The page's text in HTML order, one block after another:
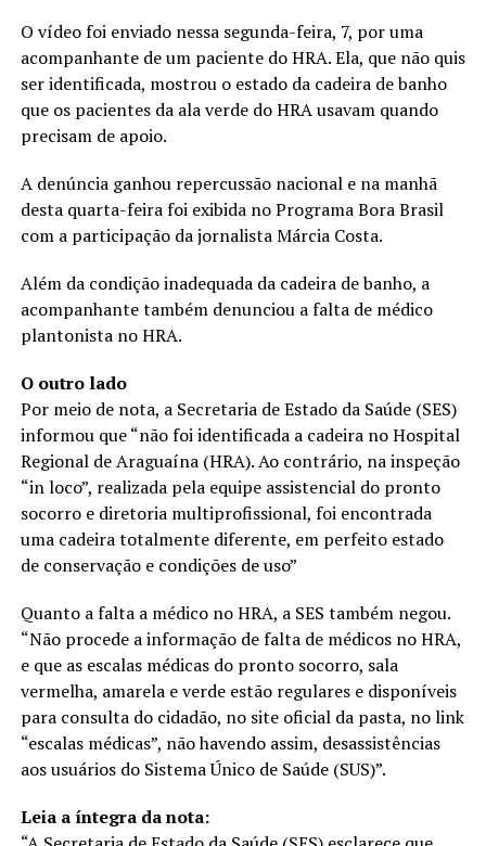
O vídeo foi enviado nessa segunda-feira, 7, por uma
acompanhante de um paciente do HRA. Ela, que não quis
ser identificada, mostrou o estado da cadeira de banho
que os pacientes da ala verde do HRA usavam quando
precisam de apoio.
A denúncia ganhou repercussão nacional e na manhã
desta quarta-feira foi exibida no Programa Bora Brasil
com a participação da jornalista Márcia Costa.
Além da condição inadequada da cadeira de banho, a
acompanhante também denunciou a falta de médico
plantonista no HRA.
O outro lado
Por meio de nota, a Secretaria de Estado da Saúde (SES)
informou que “não foi identificada a cadeira no Hospital
Regional de Araguaína (HRA). Ao contrário, na inspeção
“in loco”, realizada pela equipe assistencial do pronto
socorro e diretoria multiprofissional, foi encontrada
uma cadeira totalmente diferente, em perfeito estado
de conservação e condições de uso”
Quanto a falta a médico no HRA, a SES também negou.
“Não procede a informação de falta de médicos no HRA,
e que as escalas médicas do pronto socorro, sala
vermelha, amarela e verde estão regulares e disponíveis
para consulta do cidadão, no site oficial da pasta, no link
“escalas médicas”, não havendo assim, desassistências
aos usuários do Sistema Único de Saúde (SUS)”.
Leia a íntegra da nota: